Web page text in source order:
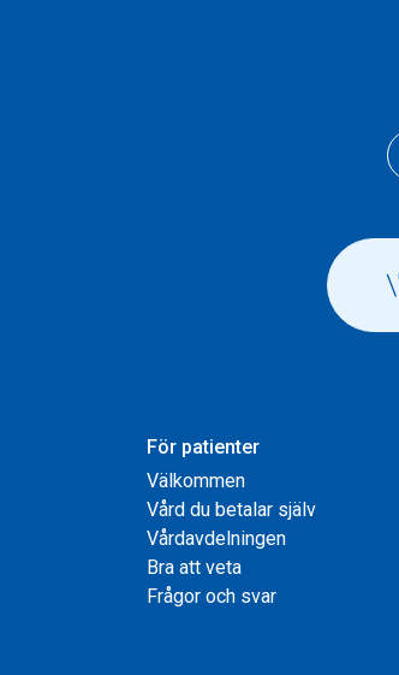
För patienter
Välkommen
Vård du betalar själv
Vårdavdelningen
Bra att veta
Frågor och svar